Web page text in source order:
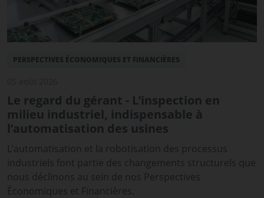
PERSPECTIVES ÉCONOMIQUES ET FINANCIÈRES
Le regard du gérant - L’inspection en
milieu industriel, indispensable à
l’automatisation des usines
L’automatisation et la robotisation des processus
industriels font partie des changements structurels que
nous déclinons au sein de nos Perspectives
Économiques et Financières.